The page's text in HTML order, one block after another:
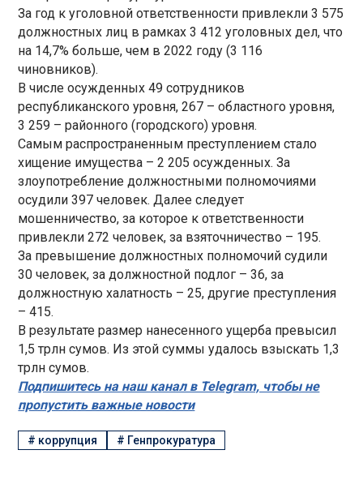
За год к уголовной ответственности привлекли 3 575
должностных лиц в рамках 3 412 уголовных дел, что
на 14,7% больше, чем в 2022 году (3 116
чиновников).
В числе осужденных 49 сотрудников
республиканского уровня, 267 – областного уровня,
3 259 – районного (городского) уровня.
Самым распространенным преступлением стало
хищение имущества – 2 205 осужденных. За
злоупотребление должностными полномочиями
осудили 397 человек. Далее следует
мошенничество, за которое к ответственности
привлекли 272 человек, за взяточничество – 195.
За превышение должностных полномочий судили
30 человек, за должностной подлог – 36, за
должностную халатность – 25, другие преступления
– 415.
В результате размер нанесенного ущерба превысил
1,5 трлн сумов. Из этой суммы удалось взыскать 1,3
трлн сумов.
Подпишитесь на наш канал в Telegram, чтобы не
пропустить важные новости
# коррупция # Генпрокуратура